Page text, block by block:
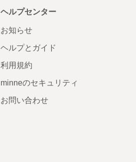
ヘルプセンター
お知らせ
ヘルプとガイド
利用規約
minneのセキュリティ
お問い合わせ